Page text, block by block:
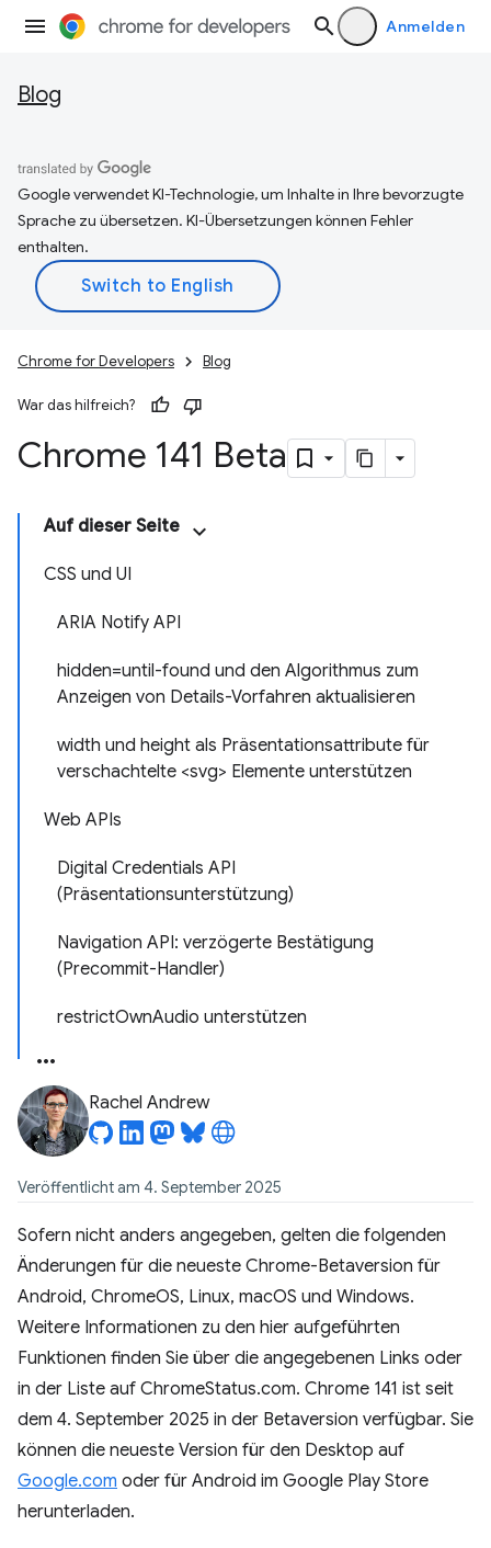
Anmelden
Blog
Google verwendet KI-Technologie, um Inhalte in Ihre bevorzugte
Sprache zu übersetzen. KI-Übersetzungen können Fehler
enthalten.
Chrome for Developers Blog
War das hilfreich?
Chrome 141 Beta
Auf dieser Seite
CSS und UI
ARIA Notify API
hidden=until-found und den Algorithmus zum
Anzeigen von Details-Vorfahren aktualisieren
width und height als Präsentationsattribute für
verschachtelte <svg> Elemente unterstützen
Web APIs
Digital Credentials API
(Präsentationsunterstützung)
Navigation API: verzögerte Bestätigung
(Precommit-Handler)
restrictOwnAudio unterstützen
Rachel Andrew
Veröffentlicht am 4. September 2025
Sofern nicht anders angegeben, gelten die folgenden
Änderungen für die neueste Chrome-Betaversion für
Android, ChromeOS, Linux, macOS und Windows.
Weitere Informationen zu den hier aufgeführten
Funktionen finden Sie über die angegebenen Links oder
in der Liste auf ChromeStatus.com. Chrome 141 ist seit
dem 4. September 2025 in der Betaversion verfügbar. Sie
können die neueste Version für den Desktop auf
Google.com oder für Android im Google Play Store
herunterladen.